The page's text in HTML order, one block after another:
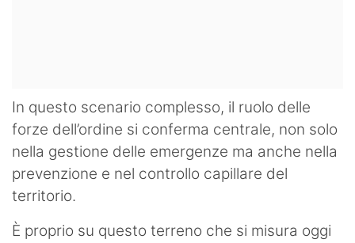
In questo scenario complesso, il ruolo delle
forze dell’ordine si conferma centrale, non solo
nella gestione delle emergenze ma anche nella
prevenzione e nel controllo capillare del
territorio.
È proprio su questo terreno che si misura oggi